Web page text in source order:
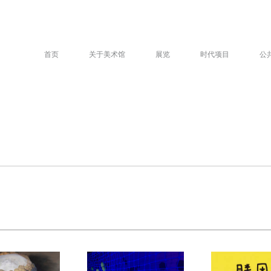
首页 关于美术馆 展览 时代项目 公